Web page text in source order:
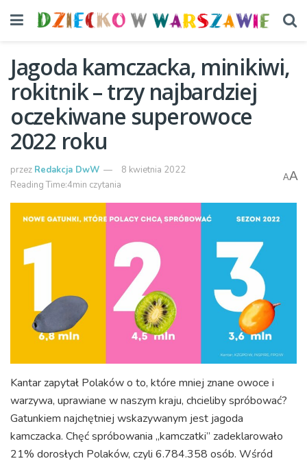
Jagoda kamczacka, minikiwi,
rokitnik – trzy najbardziej
oczekiwane superowoce
2022 roku
przez Redakcja DwW
8 kwietnia 2022
Reading Time:4min czytania
AA
Kantar zapytał Polaków o to, które mniej znane owoce i
warzywa, uprawiane w naszym kraju, chcieliby spróbować?
Gatunkiem najchętniej wskazywanym jest jagoda
kamczacka. Chęć spróbowania „kamczatki” zadeklarowało
21% dorosłych Polaków, czyli 6.784.358 osób. Wśród